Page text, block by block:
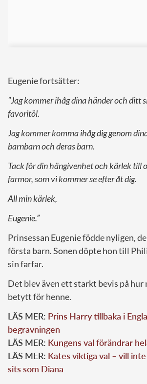
Eugenie fortsätter:
”Jag kommer ihåg dina händer och ditt
favoritöl.
Jag kommer komma ihåg dig genom
barnbarn och deras barn.
Tack för din hängivenhet och kärlek till
farmor, som vi kommer se efter åt dig.
All min kärlek,
Eugenie.”
Prinsessan Eugenie födde nyligen,
första barn. Sonen döpte hon till
sin farfar.
Det blev även ett starkt bevis på hur
betytt för henne.
LÄS MER: Prins Harry tillbaka i
begravningen
LÄS MER: Kungens val förändrar
LÄS MER: Kates viktiga val – vill
sits som Diana